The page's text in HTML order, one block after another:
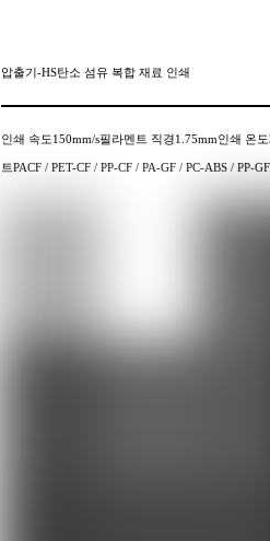
압출기-HS탄소 섬유 복합 재료 인쇄
인쇄 속도150mm/s필라멘트 직경1.75mm인쇄 온
트PACF / PET-CF / PP-CF / PA-GF / PC-ABS / PP-